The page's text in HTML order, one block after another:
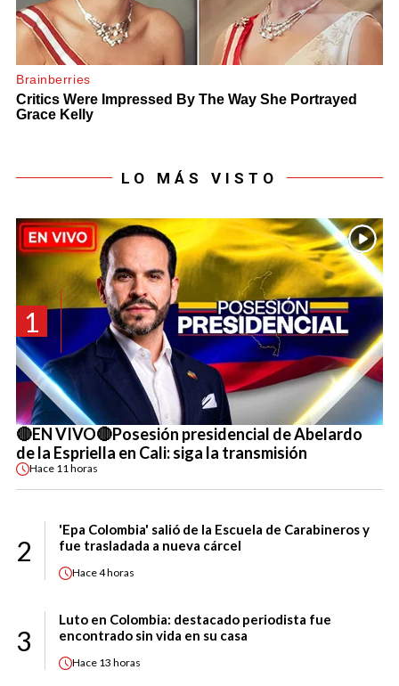
LO MÁS VISTO
1
🔴EN VIVO🔴Posesión presidencial de Abelardo
de la Espriella en Cali: siga la transmisión
Hace 11 horas
2
'Epa Colombia' salió de la Escuela de Carabineros y
fue trasladada a nueva cárcel
Hace4 horas
3
Luto en Colombia: destacado periodista fue
encontrado sin vida en su casa
Hace 13 horas